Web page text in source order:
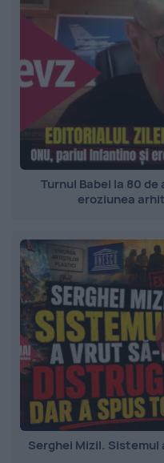
Turnul Babel la 80
eroziunea
Serghei Mizil.